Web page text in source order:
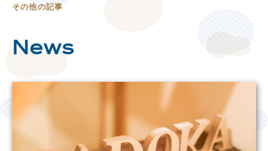
その他の記事
News